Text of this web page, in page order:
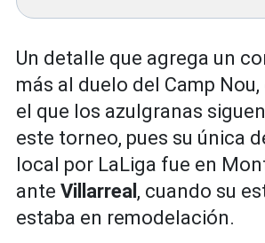
Un detalle que agrega un
más al duelo del Camp
el que los azulgranas
este torneo, pues su única
local por LaLiga fue en
ante Villarreal , cuando su
estaba en remodelación.